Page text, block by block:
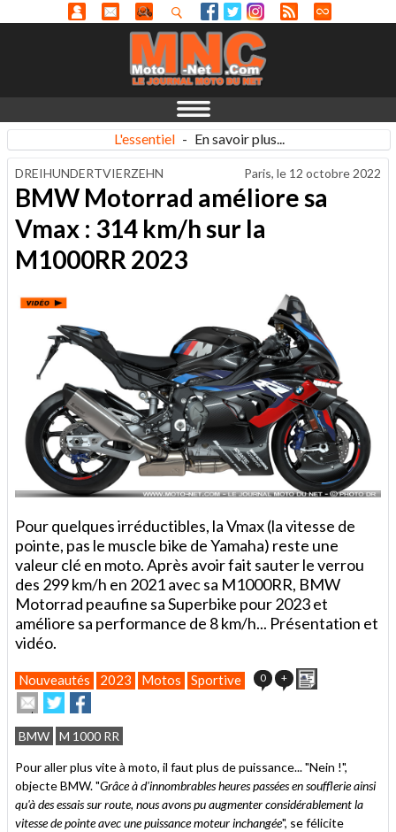
L'essentiel - En savoir plus...
DREIHUNDERTVIERZEHN Paris, le 12 octobre 2022
BMW Motorrad améliore sa
Vmax : 314 km/h sur la
M1000RR 2023
Pour quelques irréductibles, la Vmax (la vitesse de
pointe, pas le muscle bike de Yamaha) reste une
valeur clé en moto. Après avoir fait sauter le verrou
des 299 km/h en 2021 avec sa M1000RR, BMW
Motorrad peaufine sa Superbike pour 2023 et
améliore sa performance de 8 km/h... Présentation et
vidéo.
Nouveautés 2023 Motos Sportive 0 +
Envoyer
cet
article
à
un
ami
Partager
sur
Twitter
sur
Facebook
BMW M 1000 RR
Pour aller plus vite à moto, il faut plus de puissance... "Nein !",
objecte BMW. "Grâce à d'innombrables heures passées en soufflerie ainsi
qu'à des essais sur route, nous avons pu augmenter considérablement la
vitesse de pointe avec une puissance moteur inchangée", se félicite